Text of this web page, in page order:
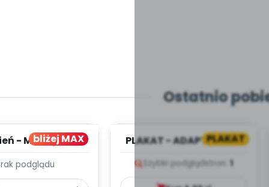
Ostatnio
bliżej MAX
- MIESIĘCZNY
–
podglądu
PLAKAT
PLAKAT - ADAPTACJA -
Szybki podgląd stron: 1